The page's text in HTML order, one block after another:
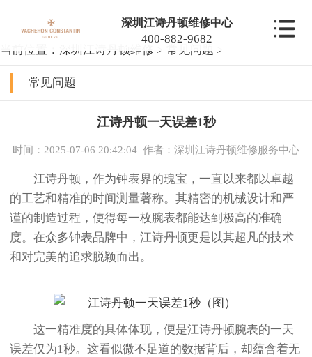
深圳江诗丹顿维修中心
400-882-9682
当前位置： 深圳江诗丹顿维修 > 常见问题 >
常见问题
江诗丹顿一天误差1秒
时间：2025-07-06 20:42:04 作者：深圳江诗丹顿维修服务中心
江诗丹顿，作为钟表界的瑰宝，一直以来都以卓越
的工艺和精准的时间测量著称。其精密的机械设计和严
谨的制造过程，使得每一枚腕表都能达到极高的准确
度。在众多钟表品牌中，江诗丹顿更是以其超凡的技术
和对完美的追求脱颖而出。
这一精准度的具体体现，便是江诗丹顿腕表的一天
误差仅为1秒。这看似微不足道的数据背后，却蕴含着无